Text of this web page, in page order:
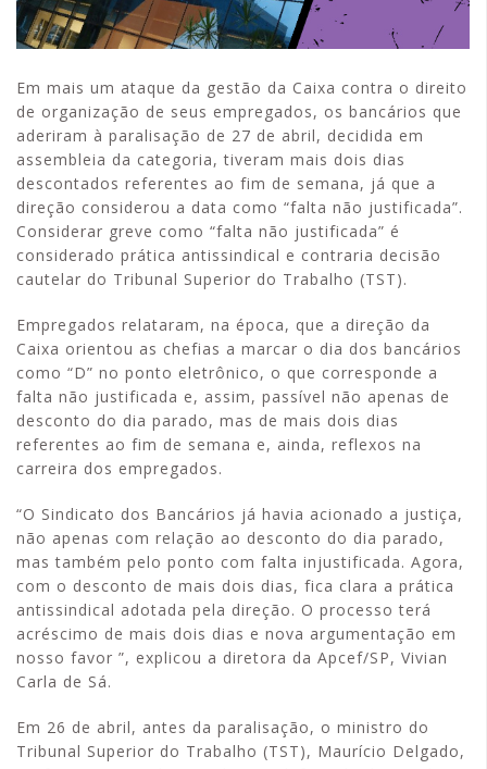
Em mais um ataque da gestão da Caixa contra o direito
de organização de seus empregados, os bancários que
aderiram à paralisação de 27 de abril, decidida em
assembleia da categoria, tiveram mais dois dias
descontados referentes ao fim de semana, já que a
direção considerou a data como “falta não justificada”.
Considerar greve como “falta não justificada” é
considerado prática antissindical e contraria decisão
cautelar do Tribunal Superior do Trabalho (TST).
Empregados relataram, na época, que a direção da
Caixa orientou as chefias a marcar o dia dos bancários
como “D” no ponto eletrônico, o que corresponde a
falta não justificada e, assim, passível não apenas de
desconto do dia parado, mas de mais dois dias
referentes ao fim de semana e, ainda, reflexos na
carreira dos empregados.
“O Sindicato dos Bancários já havia acionado a justiça,
não apenas com relação ao desconto do dia parado,
mas também pelo ponto com falta injustificada. Agora,
com o desconto de mais dois dias, fica clara a prática
antissindical adotada pela direção. O processo terá
acréscimo de mais dois dias e nova argumentação em
nosso favor ”, explicou a diretora da Apcef/SP, Vivian
Carla de Sá.
Em 26 de abril, antes da paralisação, o ministro do
Tribunal Superior do Trabalho (TST), Maurício Delgado,